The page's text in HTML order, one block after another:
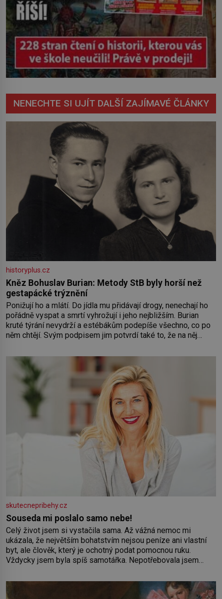
NENECHTE SI UJÍT DALŠÍ ZAJÍMAVÉ ČLÁNKY
historyplus.cz
Kněz Bohuslav Burian: Metody StB byly horší než
gestapácké trýznění
Ponižují ho a mlátí. Do jídla mu přidávají drogy, nenechají ho
pořádně vyspat a smrtí vyhrožují i jeho nejbližším. Burian
kruté týrání nevydrží a estébákům podepíše všechno, co po
něm chtějí. Svým podpisem jim potvrdí také to, že na něj
Syn brněnského řezníka chce být knězem a
skutecnepribehy.cz
Souseda mi poslalo samo nebe!
Celý život jsem si vystačila sama. Až vážná nemoc mi
ukázala, že největším bohatstvím nejsou peníze ani vlastní
byt, ale člověk, který je ochotný podat pomocnou ruku.
Vždycky jsem byla spíš samotářka. Nepotřebovala jsem
práce a hlavně klid. Hned po studiích jsem odešla z rodného